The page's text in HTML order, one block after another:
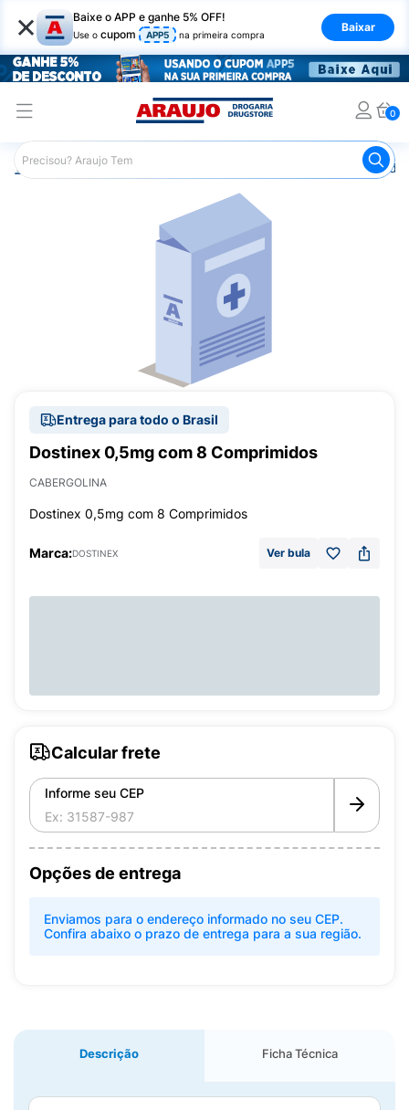
× Baixe o APP e ganhe 5% OFF!
Use o cupom APP5 na primeira compra
Baixar
0
Araujo Medicamentos
Entrega para todo o Brasil
Dostinex 0,5mg com 8 Comprimidos
CABERGOLINA
Dostinex 0,5mg com 8 Comprimidos
Marca:DOSTINEX Ver bula
Calcular frete
Informe seu CEP
Opções de entrega
Enviamos para o endereço informado no seu CEP.
Confira abaixo o prazo de entrega para a sua região.
Descrição Ficha Técnica